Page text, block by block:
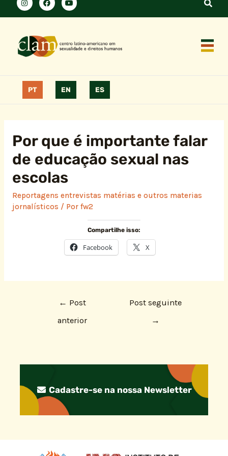
PT EN ES
Por que é importante falar
de educação sexual nas
escolas
Reportagens entrevistas matérias e outros materias
jornalísticos / Por fw2
Compartilhe isso:
Facebook X
← Post
anterior
Post seguinte
→
Cadastre-se na nossa Newsletter